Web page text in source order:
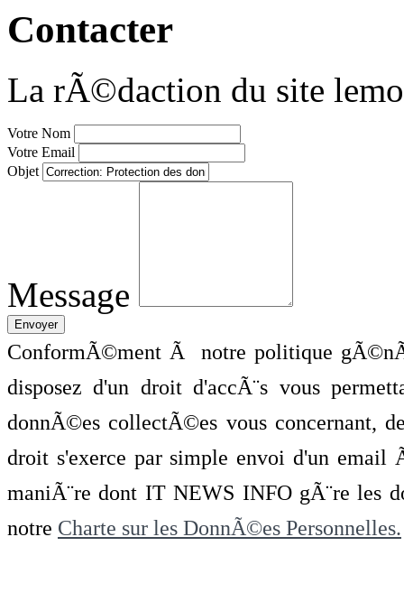
Contacter
La rÃ©daction du site
Votre Nom
Votre Email
Objet
Message
ConformÃ©ment Ã notre politique
disposez d'un droit d'accÃ¨s vous
donnÃ©es collectÃ©es vous concernant,
droit s'exerce par simple envoi d'un
maniÃ¨re dont IT NEWS INFO gÃ¨re les
notre Charte sur les DonnÃ©es Personnelles.